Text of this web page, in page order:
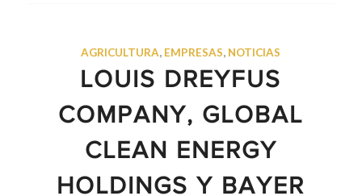
AGRICULTURA, EMPRESAS, NOTICIAS
LOUIS DREYFUS
COMPANY, GLOBAL
CLEAN ENERGY
HOLDINGS Y BAYER